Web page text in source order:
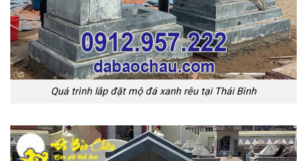
Quá trình lắp đặt mộ đá xanh rêu tại Thái Bình